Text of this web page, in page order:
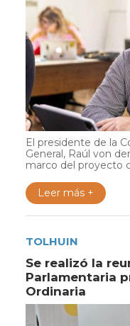
El presidente de la
General, Raúl von
marco del proyecto
Leer más +
TOLHUIN
Se realizó la
Parlamentaria
Ordinaria